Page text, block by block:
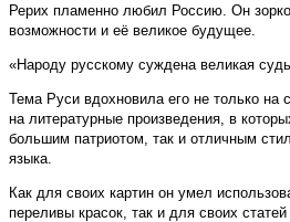
Рерих пламенно любил Россию. Он
возможности и её великое будущее.
«Народу русскому суждена великая
Тема Руси вдохновила его не только на
на литературные произведения, в
большим патриотом, так и отличным
языка.
Как для своих картин он умел
переливы красок, так и для своих